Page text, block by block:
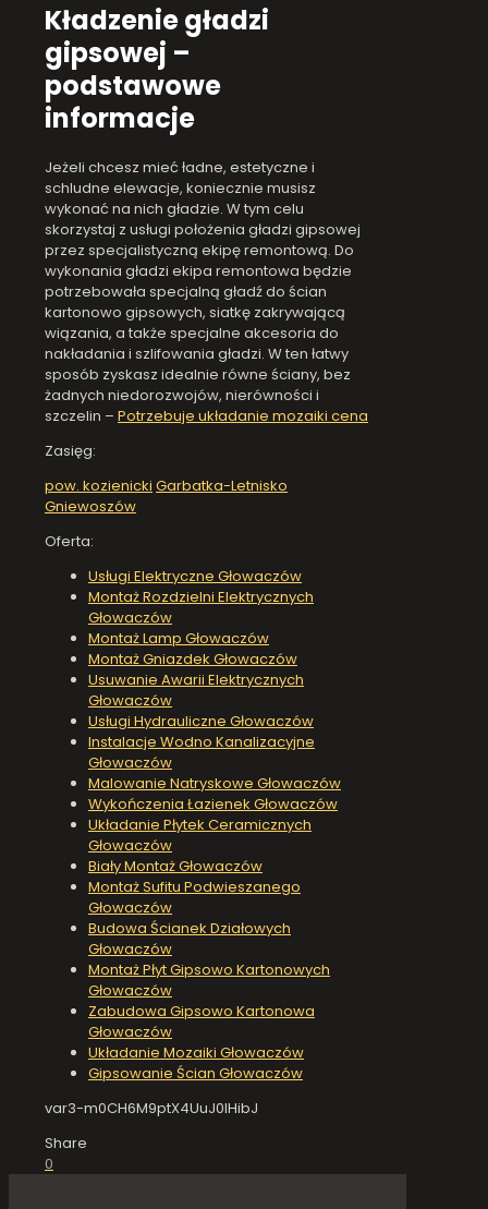
Kładzenie gładzi
gipsowej –
podstawowe
informacje
Jeżeli chcesz mieć ładne, estetyczne i
schludne elewacje, koniecznie musisz
wykonać na nich gładzie. W tym celu
skorzystaj z usługi położenia gładzi gipsowej
przez specjalistyczną ekipę remontową. Do
wykonania gładzi ekipa remontowa będzie
potrzebowała specjalną gładź do ścian
kartonowo gipsowych, siatkę zakrywającą
wiązania, a także specjalne akcesoria do
nakładania i szlifowania gładzi. W ten łatwy
sposób zyskasz idealnie równe ściany, bez
żadnych niedorozwojów, nierówności i
szczelin – Potrzebuje układanie mozaiki cena
Zasięg:
pow. kozienicki Garbatka-Letnisko
Gniewoszów
Oferta:
Usługi Elektryczne Głowaczów
Montaż Rozdzielni Elektrycznych
Głowaczów
Montaż Lamp Głowaczów
Montaż Gniazdek Głowaczów
Usuwanie Awarii Elektrycznych
Głowaczów
Usługi Hydrauliczne Głowaczów
Instalacje Wodno Kanalizacyjne
Głowaczów
Malowanie Natryskowe Głowaczów
Wykończenia Łazienek Głowaczów
Układanie Płytek Ceramicznych
Głowaczów
Biały Montaż Głowaczów
Montaż Sufitu Podwieszanego
Głowaczów
Budowa Ścianek Działowych
Głowaczów
Montaż Płyt Gipsowo Kartonowych
Głowaczów
Zabudowa Gipsowo Kartonowa
Głowaczów
Układanie Mozaiki Głowaczów
Gipsowanie Ścian Głowaczów
var3-m0CH6M9ptX4UuJ0IHibJ
Share
0